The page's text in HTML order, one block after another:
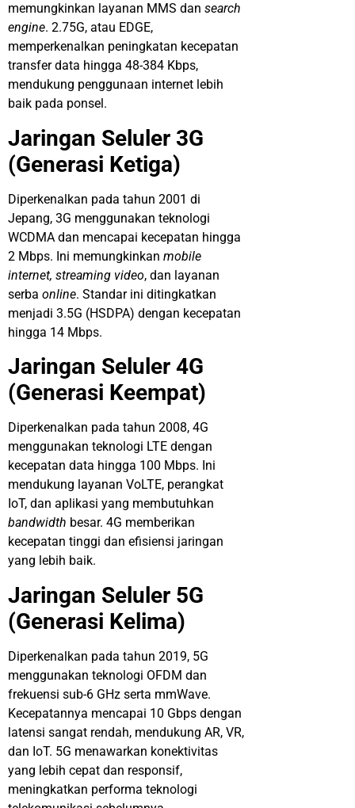
memungkinkan layanan MMS dan search
engine. 2.75G, atau EDGE,
memperkenalkan peningkatan kecepatan
transfer data hingga 48-384 Kbps,
mendukung penggunaan internet lebih
baik pada ponsel .
Jaringan Seluler 3G
(Generasi Ketiga)
Diperkenalkan pada tahun 2001 di
Jepang, 3G menggunakan teknologi
WCDMA dan mencapai kecepatan hingga
2 Mbps. Ini memungkinkan mobile
internet, streaming video, dan layanan
serba online. Standar ini ditingkatkan
menjadi 3.5G (HSDPA) dengan kecepatan
hingga 14 Mbps.
Jaringan Seluler 4G
(Generasi Keempat)
Diperkenalkan pada tahun 2008, 4G
menggunakan teknologi LTE dengan
kecepatan data hingga 100 Mbps. Ini
mendukung layanan VoLTE, perangkat
IoT, dan aplikasi yang membutuhkan
bandwidth besar. 4G memberikan
kecepatan tinggi dan efisiensi jaringan
yang lebih baik.
Jaringan Seluler 5G
(Generasi Kelima)
Diperkenalkan pada tahun 2019, 5G
menggunakan teknologi OFDM dan
frekuensi sub-6 GHz serta mmWave.
Kecepatannya mencapai 10 Gbps dengan
latensi sangat rendah, mendukung AR, VR,
dan IoT. 5G menawarkan konektivitas
yang lebih cepat dan responsif,
meningkatkan performa teknologi